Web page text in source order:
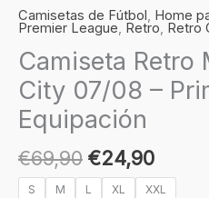
Camisetas de Fútbol Home
Premier League Retro Retro
Camiseta Retro
City 07/08 –
Equipación
€69,90 €24,90
S M L XL XXL